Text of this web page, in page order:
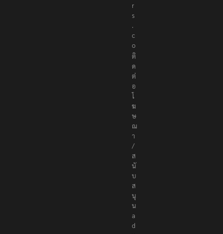
r
s
.
c
o
ติ
ด
ต่
อ
โ
ฆ
ษ
ณ
า
/
ส
นั
บ
ส
นุ
น
a
d